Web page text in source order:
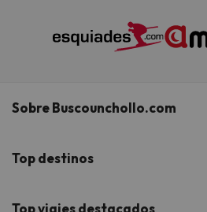
Sobre Buscounchollo.com
¿Quiénes somos?
Top destinos
Hoteles Andalucía